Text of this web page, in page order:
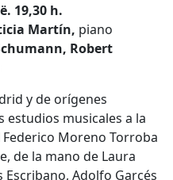
19,30 h.
Martín, piano
Robert
y de orígenes
estudios musicales a la
Federico Moreno Torroba
de la mano de Laura
Escribano, Adolfo Garcés